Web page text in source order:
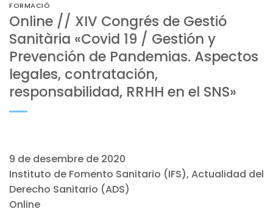
FORMACIÓ
Online // XIV Congrés de Gestió
Sanitària «Covid 19 / Gestión y
Prevención de Pandemias. Aspectos
legales, contratación,
responsabilidad, RRHH en el SNS»
9 de desembre de 2020
Instituto de Fomento Sanitario (IFS), Actualidad del
Derecho Sanitario (ADS)
Online